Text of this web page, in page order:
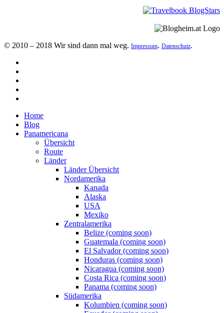
© 2010 – 2018 Wir sind dann mal weg. Impressum. Datenschutz.
Home
Blog
Panamericana
Übersicht
Route
Länder
Länder Übersicht
Nordamerika
Kanada
Alaska
USA
Mexiko
Zentralamerika
Belize (coming soon)
Guatemala (coming soon)
El Salvador (coming soon)
Honduras (coming soon)
Nicaragua (coming soon)
Costa Rica (coming soon)
Panama (coming soon)
Südamerika
Kolumbien (coming soon)